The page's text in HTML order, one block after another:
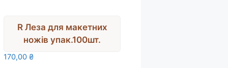
R Леза для макетних
ножів упак.100шт.
170,00₴